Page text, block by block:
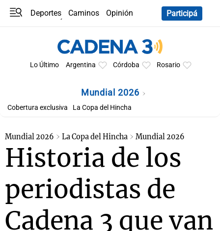
Deportes Caminos
Opinión
Participá
Lo Último Argentina Córdoba Rosario
Mundial 2026
Cobertura exclusiva La Copa del Hincha
Mundial 2026 La Copa del Hincha Mundial 2026
Historia de los
periodistas de
Cadena 3 que van